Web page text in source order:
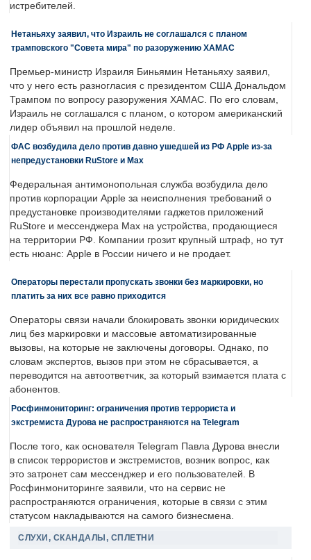
истребителей.
Нетаньяху заявил, что Израиль не соглашался с планом
трамповского "Совета мира" по разоружению ХАМАС
Премьер-министр Израиля Биньямин Нетаньяху заявил,
что у него есть разногласия с президентом США Дональдом
Трампом по вопросу разоружения ХАМАС. По его словам,
Израиль не соглашался с планом, о котором американский
лидер объявил на прошлой неделе.
ФАС возбудила дело против давно ушедшей из РФ Apple из-за
непредустановки RuStore и Max
Федеральная антимонопольная служба возбудила дело
против корпорации Apple за неисполнения требований о
предустановке производителями гаджетов приложений
RuStore и мессенджера Max на устройства, продающиеся
на территории РФ. Компании грозит крупный штраф, но тут
есть нюанс: Apple в России ничего и не продает.
Операторы перестали пропускать звонки без маркировки, но
платить за них все равно приходится
Операторы связи начали блокировать звонки юридических
лиц без маркировки и массовые автоматизированные
вызовы, на которые не заключены договоры. Однако, по
словам экспертов, вызов при этом не сбрасывается, а
переводится на автоответчик, за который взимается плата с
абонентов.
Росфинмониторинг: ограничения против террориста и
экстремиста Дурова не распространяются на Telegram
После того, как основателя Telegram Павла Дурова внесли
в список террористов и экстремистов, возник вопрос, как
это затронет сам мессенджер и его пользователей. В
Росфинмониторинге заявили, что на сервис не
распространяются ограничения, которые в связи с этим
статусом накладываются на самого бизнесмена.
СЛУХИ, СКАНДАЛЫ, СПЛЕТНИ